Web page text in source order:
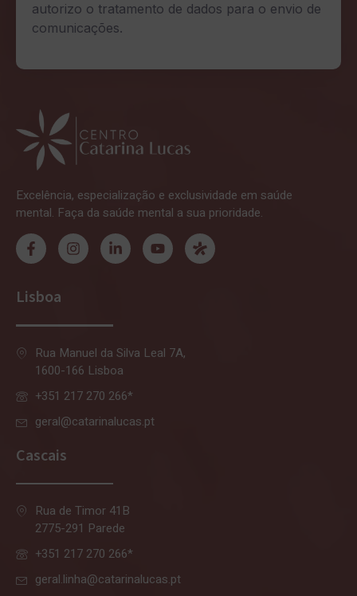
autorizo o tratamento de dados para o envio de
comunicações.
Excelência, especialização e exclusividade em saúde
mental. Faça da saúde mental a sua prioridade.
Lisboa
Rua Manuel da Silva Leal 7A,
1600-166 Lisboa
+351 217 270 266*
geral@catarinalucas.pt
Cascais
Rua de Timor 41B
2775-291 Parede
+351 217 270 266*
geral.linha@catarinalucas.pt